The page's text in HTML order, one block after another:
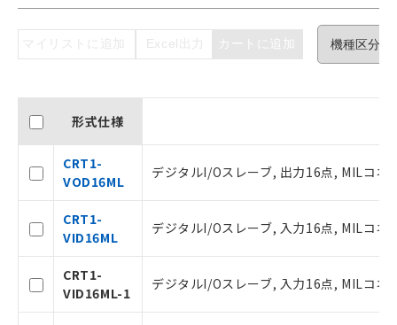
マイリストに追加 Excel出力 カートに追加
形式仕様
CRT1-
VOD16ML
デジタルI/Oスレーブ, 出力16点, MILコネ
CRT1-
VID16ML
デジタルI/Oスレーブ, 入力16点, MILコネ
CRT1-
VID16ML-1
デジタルI/Oスレーブ, 入力16点, MILコネ
ご利用条件
以下の条件をお読みいただき、同意のうえ
本サービスは、当社制御機器事業取扱
商品の当社在庫状況および標準価格(税